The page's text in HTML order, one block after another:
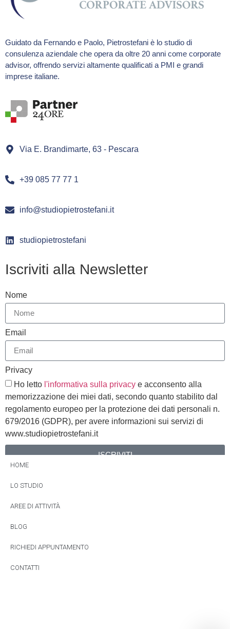
Guidato da Fernando e Paolo, Pietrostefani è lo studio di
consulenza aziendale che opera da oltre 20 anni come corporate
advisor, offrendo servizi altamente qualificati a PMI e grandi
imprese italiane.
Via E. Brandimarte, 63 - Pescara
+39 085 77 77 1
info@studiopietrostefani.it
studiopietrostefani
Iscriviti alla Newsletter
Nome
Email
Privacy
Ho letto l'informativa sulla privacy e acconsento alla
memorizzazione dei miei dati, secondo quanto stabilito dal
regolamento europeo per la protezione dei dati personali n.
679/2016 (GDPR), per avere informazioni sui servizi di
www.studiopietrostefani.it
ISCRIVITI
HOME
LO STUDIO
AREE DI ATTIVITÀ
BLOG
RICHIEDI APPUNTAMENTO
CONTATTI